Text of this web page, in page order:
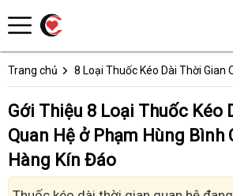
Trang chủ 8 Loại Thuốc Kéo Dài Thời Gian
Gới Thiệu 8 Loại Thuốc Kéo
Quan Hệ ở Phạm Hùng Bình
Hàng Kín Đáo